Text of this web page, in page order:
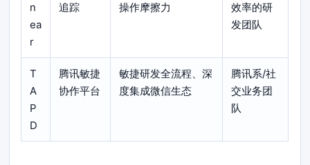
n
ea
r
追踪
操作摩擦力
效率的研
发团队
T
A
P
D
腾讯敏捷
协作平台
敏捷研发全流程、深
度集成微信生态
腾讯系/社
交业务团
队